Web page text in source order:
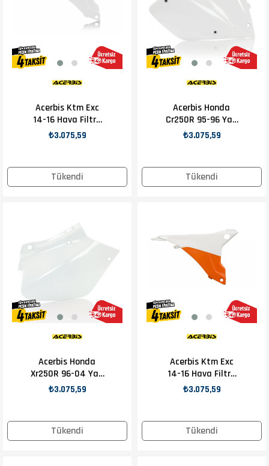
Tükendi
Acerbis Ktm Exc
14-16 Hava Filtre
Kapağı
₺3.075,59
Tükendi
Acerbis Honda
Cr250R 95-96 Yan
Numaratör Beyaz
₺3.075,59
Tükendi
Acerbis Honda
Xr250R 96-04 Yan
Numaratör Beyaz
₺3.075,59
Tükendi
Acerbis Ktm Exc
14-16 Hava Filtre
Kapağı
₺3.075,59